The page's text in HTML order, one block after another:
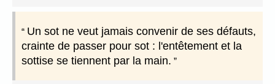
Un sot ne veut jamais convenir de ses défauts,
crainte de passer pour sot : l'entêtement et la
sottise se tiennent par la main.